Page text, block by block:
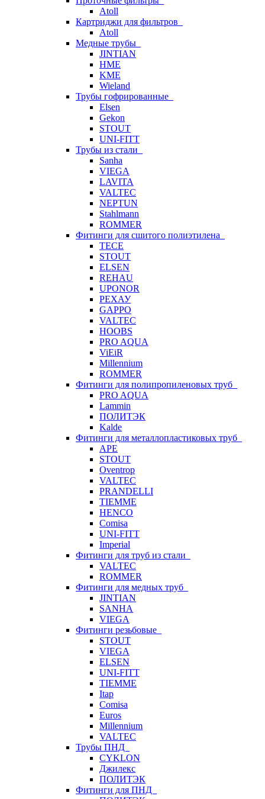
Atoll
Картриджи для фильтров
Atoll
Медные трубы
JINTIAN
HME
KME
Wieland
Трубы гофрированные
Elsen
Gekon
STOUT
UNI-FITT
Трубы из стали
Sanha
VIEGA
LAVITA
VALTEC
NEPTUN
Stahlmann
ROMMER
Фитинги для сшитого полиэтилена
TECE
STOUT
ELSEN
REHAU
UPONOR
РЕХАУ
GAPPO
VALTEC
HOOBS
PRO AQUA
ViEiR
Millennium
ROMMER
Фитинги для полипропиленовых труб
PRO AQUA
Lammin
ПОЛИТЭК
Kalde
Фитинги для металлопластиковых труб
APE
STOUT
Oventrop
VALTEC
PRANDELLI
TIEMME
HENCO
Comisa
UNI-FITT
Imperial
Фитинги для труб из стали
VALTEC
ROMMER
Фитинги для медных труб
JINTIAN
SANHA
VIEGA
Фитинги резьбовые
STOUT
VIEGA
ELSEN
UNI-FITT
TIEMME
Itap
Comisa
Euros
Millennium
VALTEC
Трубы ПНД
CYKLON
Джилекс
ПОЛИТЭК
Фитинги для ПНД